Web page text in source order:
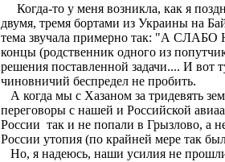
Когда-то у меня возникла, как я
двумя, тремя бортами из Украины на
тема звучала примерно так: "А
концы (родственник одного из
решения поставленной задачи.... И вот
чиновничий беспредел не пробить.
А когда мы с Хазаном за тридевять
переговоры с нашей и Российской
России так и не попали в Грызлово, а
России утопия (по крайней мере так
Но, я надеюсь, наши усилия не